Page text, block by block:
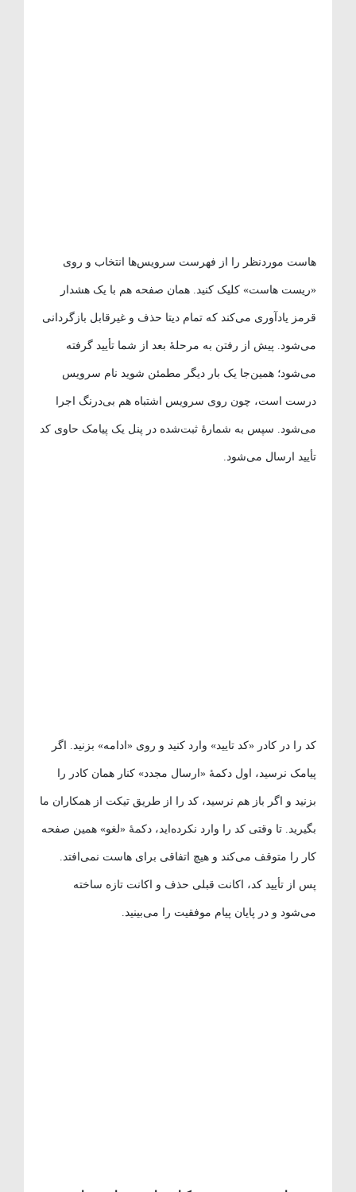
هاست موردنظر را از فهرست سرویس‌ها انتخاب و روی
«ریست هاست» کلیک کنید. همان صفحه هم با یک هشدار
قرمز یادآوری می‌کند که تمام دیتا حذف و غیرقابل بازگردانی
می‌شود. پیش از رفتن به مرحلهٔ بعد از شما تأیید گرفته
می‌شود؛ همین‌جا یک بار دیگر مطمئن شوید نام سرویس
درست است، چون روی سرویس اشتباه هم بی‌درنگ اجرا
می‌شود. سپس به شمارهٔ ثبت‌شده در پنل یک پیامک حاوی کد
تأیید ارسال می‌شود.
کد را در کادر «کد تایید» وارد کنید و روی «ادامه» بزنید. اگر
پیامک نرسید، اول دکمهٔ «ارسال مجدد» کنار همان کادر را
بزنید و اگر باز هم نرسید، کد را از طریق تیکت از همکاران ما
بگیرید. تا وقتی کد را وارد نکرده‌اید، دکمهٔ «لغو» همین صفحه
کار را متوقف می‌کند و هیچ اتفاقی برای هاست نمی‌افتد.
پس از تأیید کد، اکانت قبلی حذف و اکانت تازه ساخته
می‌شود و در پایان پیام موفقیت را می‌بینید.